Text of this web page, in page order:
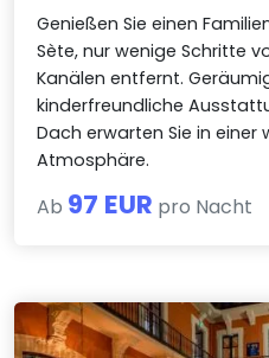
Genießen Sie einen
Sète, nur wenige Schritte
Kanälen entfernt.
kinderfreundliche
Dach erwarten Sie in
Atmosphäre.
Ab 97 EUR pro Nacht